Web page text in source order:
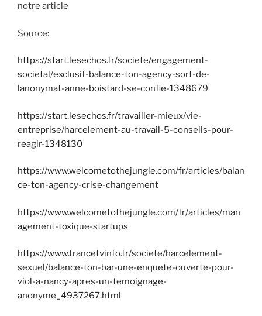
notre article
Source:
https://start.lesechos.fr/societe/engagement-
societal/exclusif-balance-ton-agency-sort-de-
lanonymat-anne-boistard-se-confie-1348679
https://start.lesechos.fr/travailler-mieux/vie-
entreprise/harcelement-au-travail-5-conseils-pour-
reagir-1348130
https://www.welcometothejungle.com/fr/articles/balan
ce-ton-agency-crise-changement
https://www.welcometothejungle.com/fr/articles/man
agement-toxique-startups
https://www.francetvinfo.fr/societe/harcelement-
sexuel/balance-ton-bar-une-enquete-ouverte-pour-
viol-a-nancy-apres-un-temoignage-
anonyme_4937267.html